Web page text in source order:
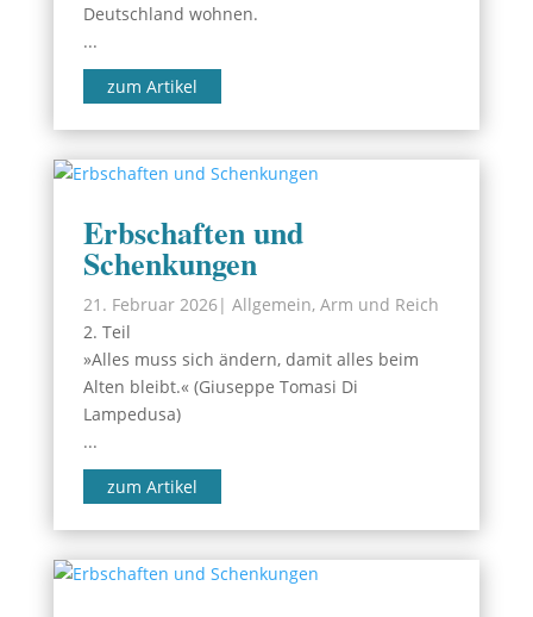
Deutschland wohnen.
...
zum Artikel
Erbschaften und
Schenkungen
21. Februar 2026| Allgemein, Arm und Reich
2. Teil
»Alles muss sich ändern, damit alles beim
Alten bleibt.« (Giuseppe Tomasi Di
Lampedusa)
...
zum Artikel